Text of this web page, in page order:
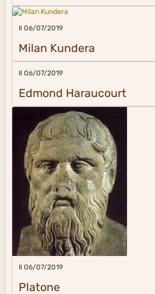
Il 06/07/2019
Milan Kundera
Il 06/07/2019
Edmond Haraucourt
Il 06/07/2019
Platone